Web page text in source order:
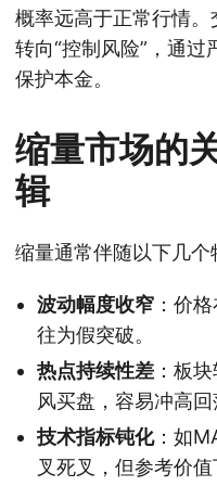
概率远高于正常行情。
转向“控制风险”，通
保护本金。
缩量市场的
辑
缩量通常伴随以下几个
波动幅度收窄 ：价
往为假突破。
热点持续性差 ：板
风买盘，容易冲高回
技术指标钝化：如
叉死叉，但参考价值